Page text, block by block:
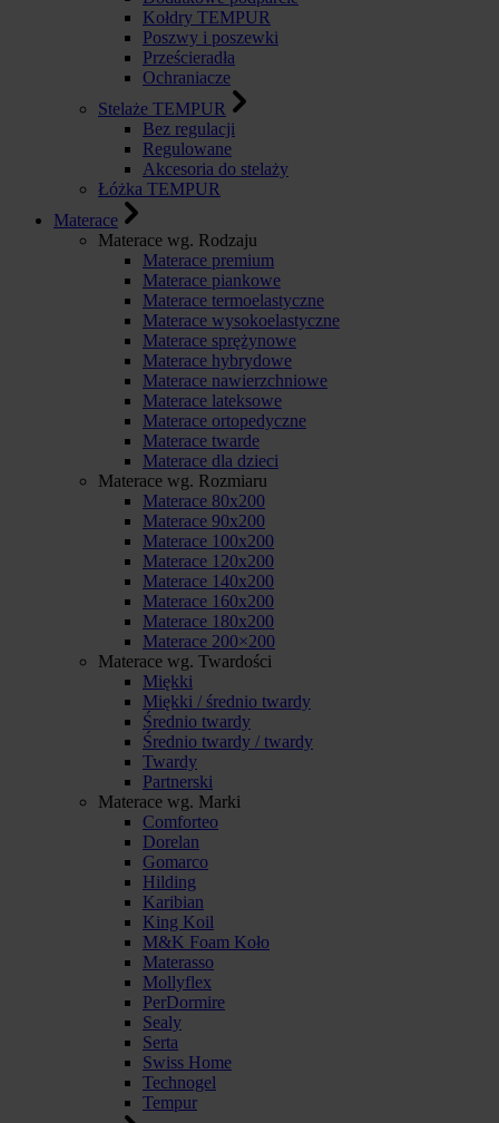
Kołdry TEMPUR
Poszwy i poszewki
Prześcieradła
Ochraniacze
Stelaże TEMPUR
Bez regulacji
Regulowane
Akcesoria do stelaży
Łóżka TEMPUR
Materace
Materace wg. Rodzaju
Materace premium
Materace piankowe
Materace termoelastyczne
Materace wysokoelastyczne
Materace sprężynowe
Materace hybrydowe
Materace nawierzchniowe
Materace lateksowe
Materace ortopedyczne
Materace twarde
Materace dla dzieci
Materace wg. Rozmiaru
Materace 80x200
Materace 90x200
Materace 100x200
Materace 120x200
Materace 140x200
Materace 160x200
Materace 180x200
Materace 200×200
Materace wg. Twardości
Miękki
Miękki / średnio twardy
Średnio twardy
Średnio twardy / twardy
Twardy
Partnerski
Materace wg. Marki
Comforteo
Dorelan
Gomarco
Hilding
Karibian
King Koil
M&K Foam Koło
Materasso
Mollyflex
PerDormire
Sealy
Serta
Swiss Home
Technogel
Tempur